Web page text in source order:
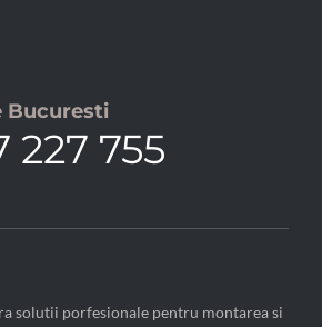
Bucuresti
227 755
solutii porfesionale pentru montarea si